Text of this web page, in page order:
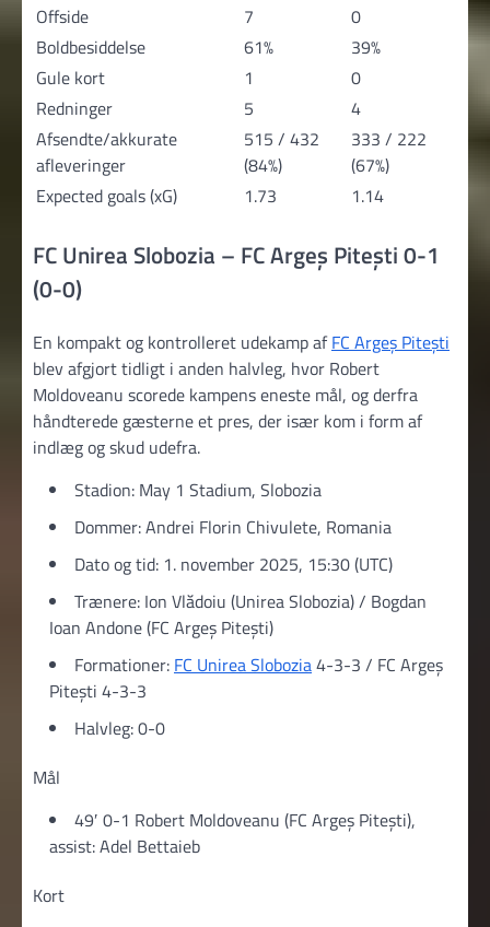
Offside
7
0
Boldbesiddelse
61%
39%
Gule kort
1
0
Redninger
5
4
Afsendte/akkurate
afleveringer
515 / 432
(84%)
333 / 222
(67%)
Expected goals (xG)
1.73 1.14
FC Unirea Slobozia – FC Argeș Pitești 0-1
(0-0)
En kompakt og kontrolleret udekamp afFC Argeș Pitești
blev afgjort tidligt i anden halvleg, hvor Robert
Moldoveanu scorede kampens eneste mål, og derfra
håndterede gæsterne et pres, der især kom i form af
indlæg og skud udefra.
Stadion: May 1 Stadium, Slobozia
Dommer: Andrei Florin Chivulete, Romania
Dato og tid: 1. november 2025, 15:30 (UTC)
Trænere: Ion Vlădoiu (Unirea Slobozia) / Bogdan
Ioan Andone (FC Argeș Pitești)
Formationer: FC Unirea Slobozia4-3-3 / FC Argeș
Pitești 4-3-3
Halvleg: 0-0
Mål
49′ 0-1 Robert Moldoveanu (FC Argeș Pitești),
assist: Adel Bettaieb
Kort